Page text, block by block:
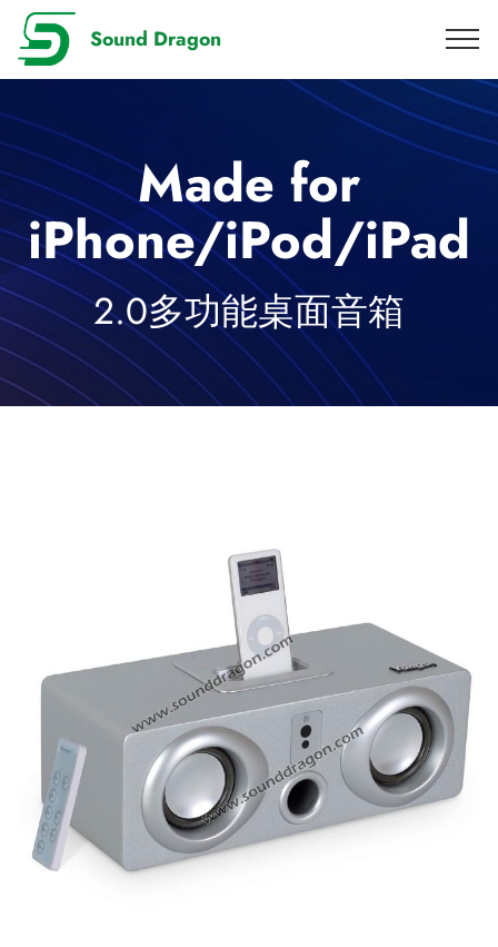
Sound Dragon
Made for
iPhone/iPod/iPad
2.0多功能桌面音箱